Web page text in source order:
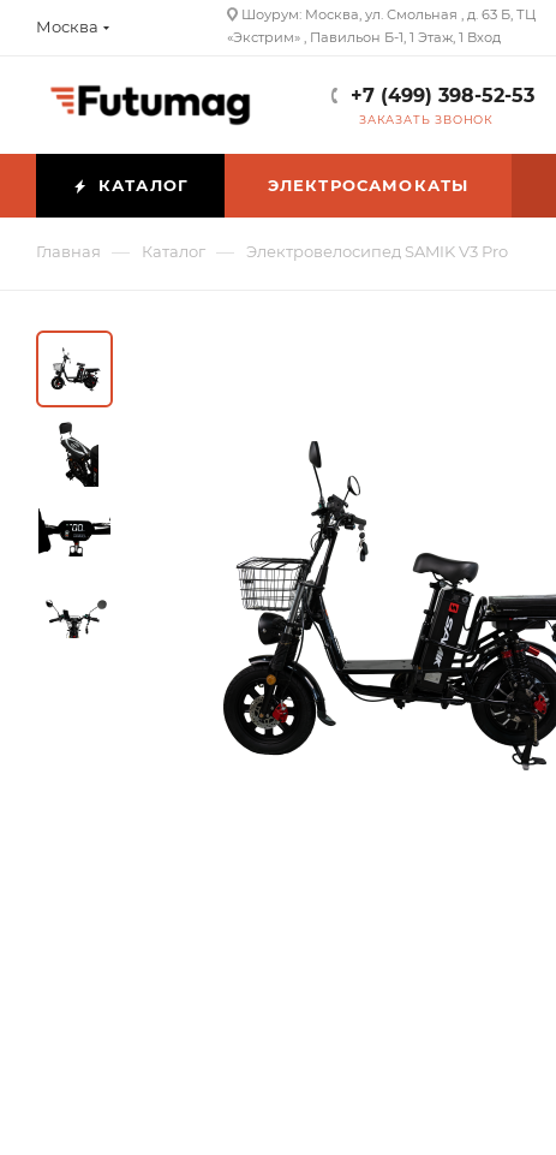
Москва
Шоурум: Москва, ул. Смольная , д. 63 Б, ТЦ
«Экстрим» , Павильон Б-1, 1 Этаж, 1 Вход
+7 (499) 398-52-53
ЗАКАЗАТЬ ЗВОНОК
КАТАЛОГ ЭЛЕКТРОСАМОКАТЫ
Главная — Каталог — Электровелосипед SAMIK V3 Pro